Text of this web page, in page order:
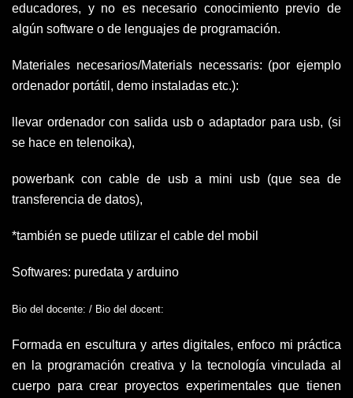
educadores, y no es necesario conocimiento previo de
algún software o de lenguajes de programación.
Materiales necesarios/Materials necessaris: (por ejemplo
ordenador portátil, demo instaladas etc.):
llevar ordenador con salida usb o adaptador para usb, (si
se hace en telenoika),
powerbank con cable de usb a mini usb (que sea de
transferencia de datos),
*también se puede utilizar el cable del mobil
Softwares: puredata y arduino
Bio del docente: / Bio del docent:
Formada en escultura y artes digitales, enfoco mi práctica
en la programación creativa y la tecnología vinculada al
cuerpo para crear proyectos experimentales que tienen